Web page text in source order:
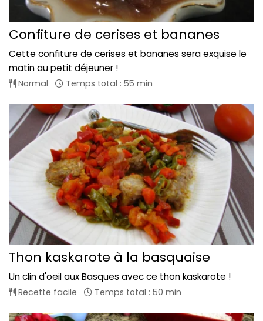
Confiture de cerises et bananes
Cette confiture de cerises et bananes sera exquise le
matin au petit déjeuner !
Normal Temps total : 55 min
Thon kaskarote à la basquaise
Un clin d'oeil aux Basques avec ce thon kaskarote !
Recette facile Temps total : 50 min